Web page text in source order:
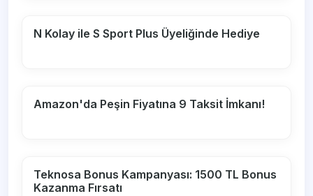
N Kolay ile S Sport Plus Üyeliğinde Hediye
Amazon'da Peşin Fiyatına 9 Taksit İmkanı!
Teknosa Bonus Kampanyası: 1500 TL Bonus
Kazanma Fırsatı